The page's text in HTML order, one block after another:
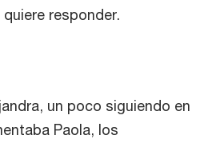
responder.
un poco siguiendo en
Paola, los